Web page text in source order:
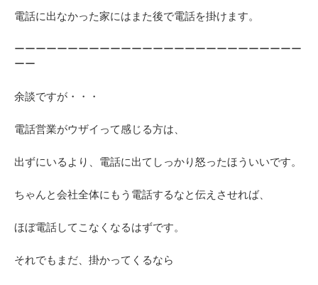
電話に出なかった家にはまた後で電話を掛けます。
ーーーーーーーーーーーーーーーーーーーーーーーーーーー
ーー
余談ですが・・・
電話営業がウザイって感じる方は、
出ずにいるより、電話に出てしっかり怒ったほういいです。
ちゃんと会社全体にもう電話するなと伝えさせれば、
ほぼ電話してこなくなるはずです。
それでもまだ、掛かってくるなら